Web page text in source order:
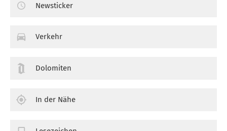
Newsticker
Verkehr
Dolomiten
In der Nähe